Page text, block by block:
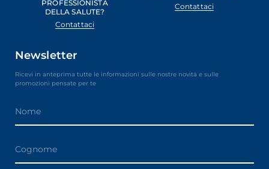
PROFESSIONISTA
DELLA SALUTE?
Contattaci
Contattaci
Newsletter
Ricevi in anteprima tutte le informazioni sulle nostre novità e sulle
promozioni pensate per te